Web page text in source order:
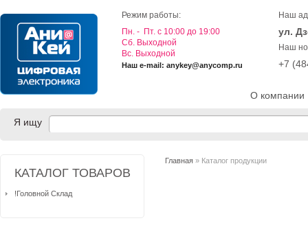
О компании
Режим работы:
Пн. - Пт. с 10:00 до 19:00
Cб. Выходной
Вс. Выходной
Наш e-mail: anykey@anycomp.ru
Наш
ул.
Наш
+7
Я ищу
Главная » Каталог продукции
КАТАЛОГ ТОВАРОВ
!Головной Склад